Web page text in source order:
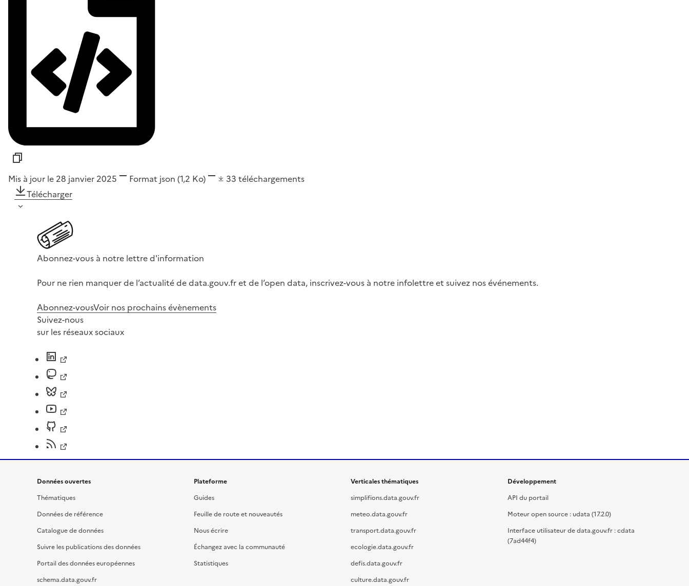
Mis à jour le 28 janvier 2025 Format json (1,2 Ko) 33 téléchargements
Télécharger
Abonnez-vous à notre lettre d'information
Pour ne rien manquer de l’actualité de data.gouv.fr et de l’open data, inscrivez-vous à notre infolettre et suivez nos événements.
Abonnez-vousVoir nos prochains évènements
Suivez-nous
sur les réseaux sociaux
Données ouvertes
Thématiques
Données de référence
Catalogue de données
Suivre les publications des données
Portail des données européennes
schema.data.gouv.fr
Plateforme
Guides
Feuille de route et nouveautés
Nous écrire
Échangez avec la communauté
Statistiques
Verticales thématiques
simplifions.data.gouv.fr
meteo.data.gouv.fr
transport.data.gouv.fr
ecologie.data.gouv.fr
defis.data.gouv.fr
culture.data.gouv.fr
Développement
API du portail
Moteur open source : udata (17.2.0)
Interface utilisateur de data.gouv.fr : cdata
(7ad44f4)